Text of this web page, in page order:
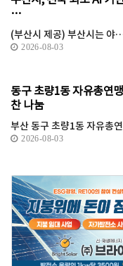
…
(부산시 제공) 부산시는 야
2026-08-03
동구 초량1동 자유총연
찬 나눔
부산 동구 초량1동 자유총
2026-08-03